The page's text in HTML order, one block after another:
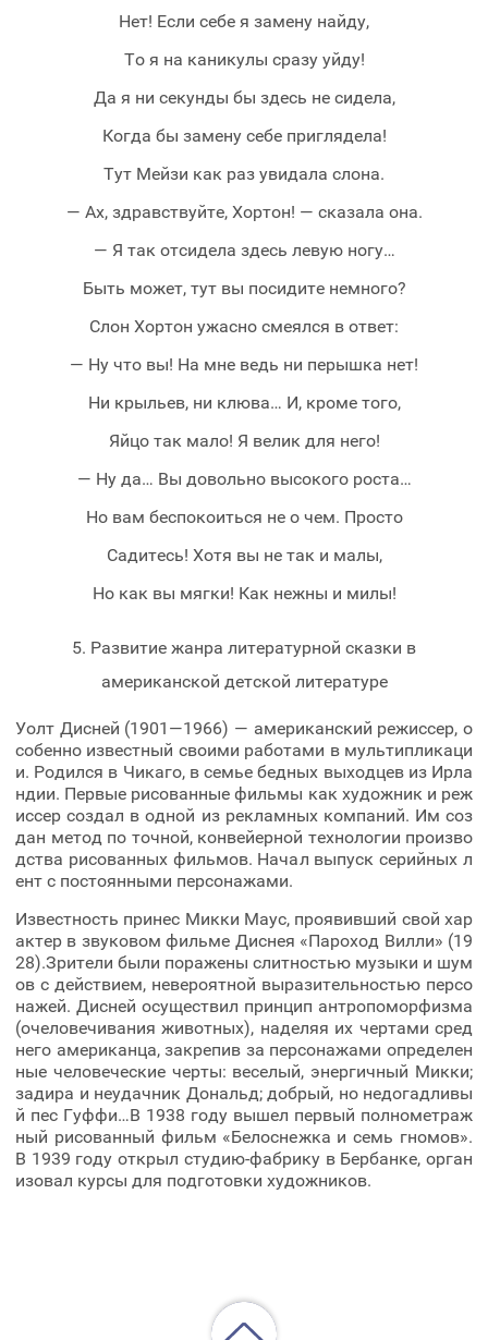
Нет! Если себе я замену найду,
То я на каникулы сразу уйду!
Да я ни секунды бы здесь не сидела,
Когда бы замену себе приглядела!
Тут Мейзи как раз увидала слона.
— Ах, здравствуйте, Хортон! — сказала она.
— Я так отсидела здесь левую ногу…
Быть может, тут вы посидите немного?
Слон Хортон ужасно смеялся в ответ:
— Ну что вы! На мне ведь ни перышка нет!
Ни крыльев, ни клюва… И, кроме того,
Яйцо так мало! Я велик для него!
— Ну да… Вы довольно высокого роста…
Но вам беспокоиться не о чем. Просто
Садитесь! Хотя вы не так и малы,
Но как вы мягки! Как нежны и милы!
5. Развитие жанра литературной сказки в
американской детской литературе
Уолт Дисней (1901—1966) — американский режиссер, о
собенно известный своими работами в мультипликаци
и. Родился в Чикаго, в семье бедных выходцев из Ирла
ндии. Первые рисованные фильмы как художник и реж
иссер создал в одной из рекламных компаний. Им соз
дан метод по точной, конвейерной технологии произво
дства рисованных фильмов. Начал выпуск серийных л
ент с постоянными персонажами.
Известность принес Микки Маус, проявивший свой хар
актер в звуковом фильме Диснея «Пароход Вилли» (19
28).Зрители были поражены слитностью музыки и шум
ов с действием, невероятной выразительностью персо
нажей. Дисней осуществил принцип антропоморфизма
(очеловечивания животных), наделяя их чертами сред
него американца, закрепив за персонажами определен
ные человеческие черты: веселый, энергичный Микки;
задира и неудачник Дональд; добрый, но недогадливы
й пес Гуффи…В 1938 году вышел первый полнометраж
ный рисованный фильм «Белоснежка и семь гномов».
В 1939 году открыл студию-фабрику в Бербанке, орган
изовал курсы для подготовки художников.